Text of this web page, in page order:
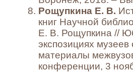
Рощупкина Е. В.
книг Научной
Е. В. Рощупкина //
экспозициях
материалы
конференции, 3